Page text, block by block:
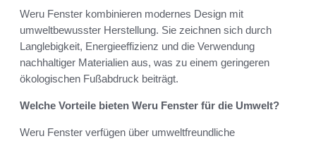
Weru Fenster kombinieren modernes Design mit
umweltbewusster Herstellung. Sie zeichnen sich durch
Langlebigkeit, Energieeffizienz und die Verwendung
nachhaltiger Materialien aus, was zu einem geringeren
ökologischen Fußabdruck beiträgt.
Welche Vorteile bieten Weru Fenster für die Umwelt?
Weru Fenster verfügen über umweltfreundliche